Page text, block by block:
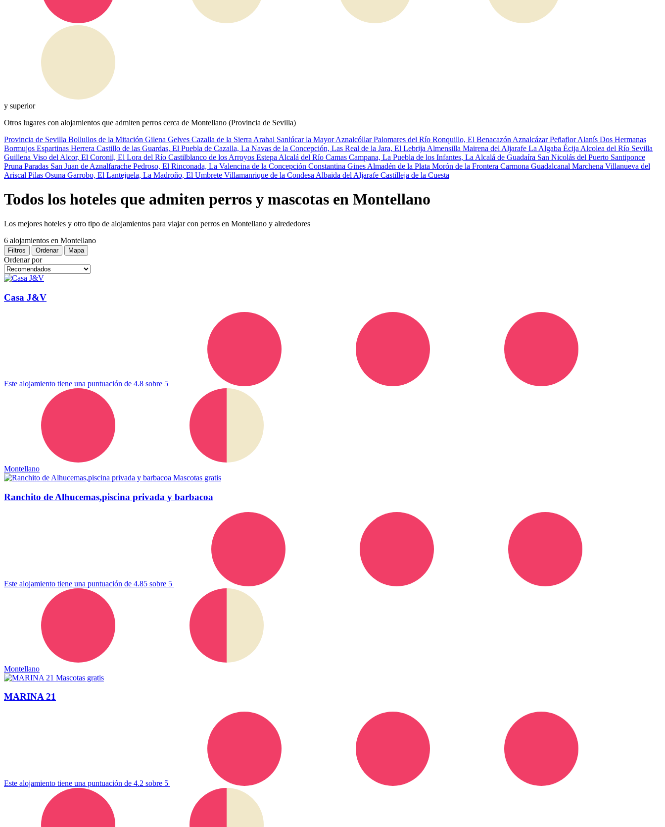
y superior
Otros lugares con alojamientos que admiten perros cerca de Montellano (Provincia de Sevilla)
Provincia de Sevilla Bollullos de la Mitación Gilena Gelves Cazalla de la Sierra Arahal Sanlúcar la MayorAznalcóllarPalomares del Río Ronquillo, El Benacazón AznalcázarPeñaflorAlanís Dos Hermanas
Bormujos Espartinas Herrera Castillo de las Guardas, El Puebla de Cazalla, La Navas de la Concepción, Las Real de la Jara, El Lebrija Almensilla Mairena del Aljarafe La Algaba Écija Alcolea del Río Sevilla
Guillena Viso del Alcor, El Coronil, El Lora del Río Castilblanco de los Arroyos Estepa Alcalá del Río Camas Campana, La Puebla de los Infantes, La Alcalá de Guadaíra San Nicolás del Puerto Santiponce
Pruna Paradas San Juan de Aznalfarache Pedroso, El Rinconada, La Valencina de la Concepción Constantina Gines Almadén de la Plata Morón de la Frontera Carmona Guadalcanal Marchena Villanueva del
Ariscal Pilas Osuna Garrobo, El Lantejuela, La Madroño, El Umbrete Villamanrique de la Condesa Albaida del Aljarafe Castilleja de la Cuesta
Todos los hoteles que admiten perros y mascotas en Montellano
Los mejores hoteles y otro tipo de alojamientos para viajar con perros en Montellano y alrededores
6 alojamientos en Montellano
Filtros Ordenar Mapa
Ordenar por
Casa J&V
Este alojamiento tiene una puntuación de 4.8 sobre 5
Montellano
Mascotas gratis
Ranchito de Alhucemas,piscina privada y barbacoa
Este alojamiento tiene una puntuación de 4.85 sobre 5
Montellano
Mascotas gratis
MARINA 21
Este alojamiento tiene una puntuación de 4.2 sobre 5